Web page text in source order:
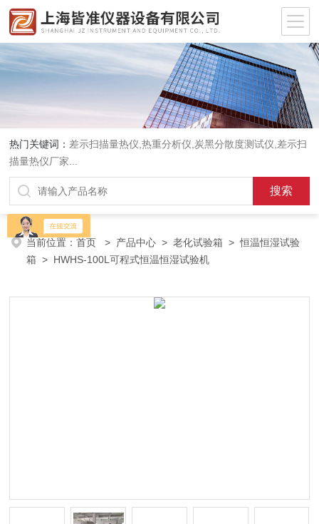
热门关键词： 差示扫描量热仪 ,热重分析仪 炭黑分散度测试仪 差示扫
描量热仪厂家
当前位置：首页 > 产品中心 >老化试验箱 >恒温恒湿试验
箱 > HWHS-100L可程式恒温恒湿试验机